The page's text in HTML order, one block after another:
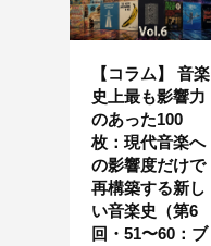
【コラム】 音楽
史上最も影響力
のあった100
枚：現代音楽へ
の影響度だけで
再構築する新し
い音楽史（第6
回・51〜60：ブ